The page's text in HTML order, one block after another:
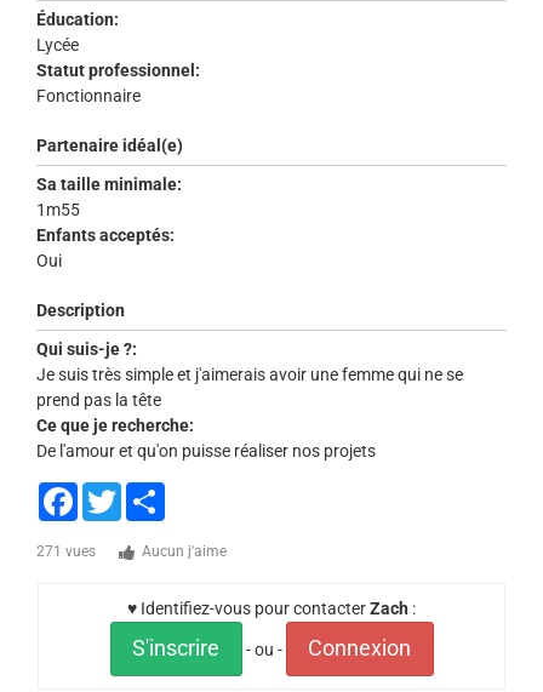
Éducation:
Lycée
Statut professionnel:
Fonctionnaire
Partenaire idéal(e)
Sa taille minimale:
1m55
Enfants acceptés:
Oui
Description
Qui suis-je ?:
Je suis très simple et j'aimerais avoir une femme qui ne se
prend pas la tête
Ce que je recherche:
De l'amour et qu'on puisse réaliser nos projets
Facebook
Twitter
271 vues Aucun j'aime
♥ Identifiez-vous pour contacterZach :
S'inscrire - ou - Connexion